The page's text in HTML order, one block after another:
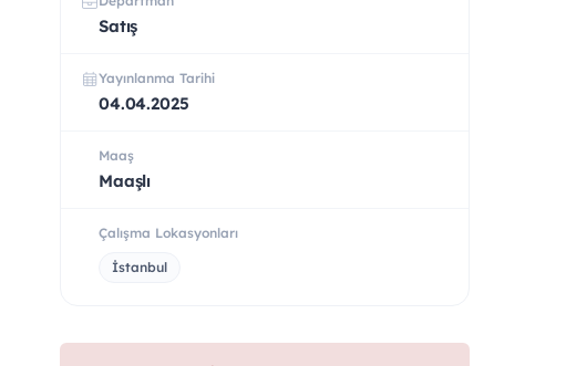
Satış
Yayınlanma Tarihi
04.04.2025
Maaş
Maaşlı
Çalışma Lokasyonları
İstanbul